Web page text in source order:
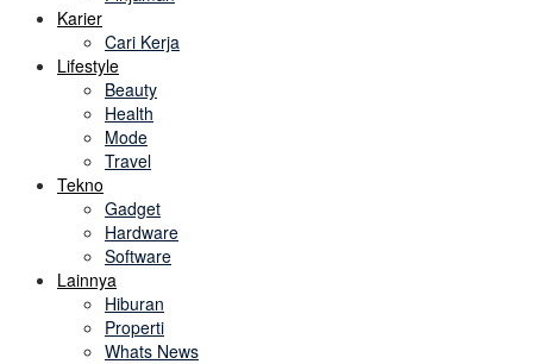
Karier
Cari Kerja
Lifestyle
Beauty
Health
Mode
Travel
Tekno
Gadget
Hardware
Software
Lainnya
Hiburan
Properti
Whats News